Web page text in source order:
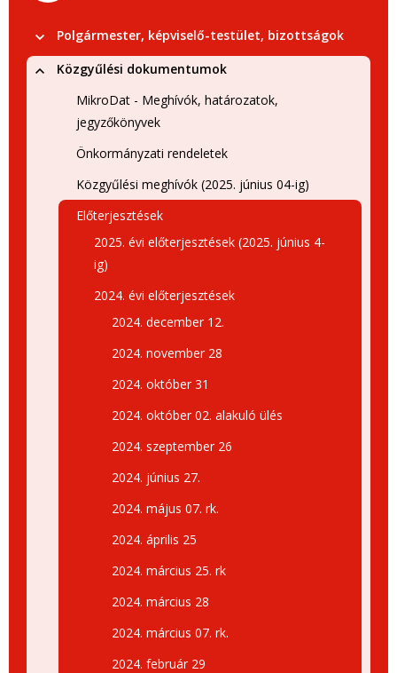
Polgármester, képviselő-testület, bizottságok
Közgyűlési dokumentumok
MikroDat - Meghívók, határozatok,
jegyzőkönyvek
Önkormányzati rendeletek
Közgyűlési meghívók (2025. június 04-ig)
Előterjesztések
2025. évi előterjesztések (2025. június 4-
ig)
2024. évi előterjesztések
2024. december 12.
2024. november 28
2024. október 31
2024. október 02. alakuló ülés
2024. szeptember 26
2024. június 27.
2024. május 07. rk.
2024. április 25
2024. március 25. rk
2024. március 28
2024. március 07. rk.
2024. február 29